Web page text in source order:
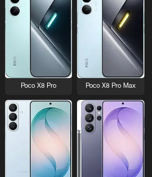
Poco X8 Pro Max
Poco X8 Pro